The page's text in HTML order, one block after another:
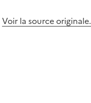
Voir la source originale.